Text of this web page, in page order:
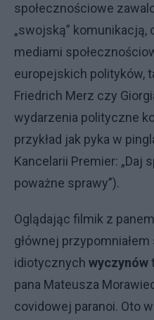
społecznościowe
„swojską”
mediami
europejskich polityków,
Friedrich Merz czy
wydarzenia polityczne
przykład jak pyka w
Kancelarii Premier: „Daj
poważne sprawy”).
Oglądając filmik z
głównej
idiotycznych wyczynów
pana Mateusza
covidowej paranoi. Oto